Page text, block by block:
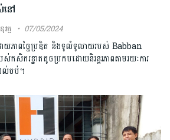
នៅ
ត្ត 07/05/2024
ោយភាពច្នៃប្រឌិត និងទូលំទូលាយរបស់ Babban
កសិករខ្នាតតូចប្រកបដោយនិរន្តរភាពតាមរយៈការ
ល់ចប់។